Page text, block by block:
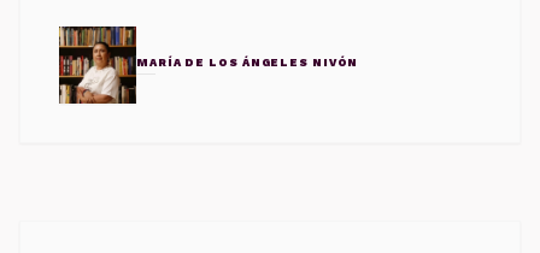
MARÍA DE LOS ÁNGELES NIVÓN